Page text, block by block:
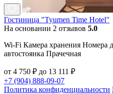
Гостиница "Tyumen Time Hotel"
На основании 2 отзывов 5.0
Wi-Fi Камера хранения Номера
автостоянка Прачечная
от 4 750 ₽ до 13 111 ₽
+7 (904) 888-09-07
Политика конфиденциальности